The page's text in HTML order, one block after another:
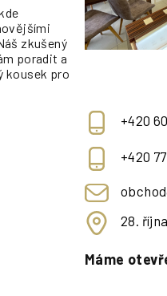
zkušený
poradit a
kousek pro
+420
+420
28.
Máme